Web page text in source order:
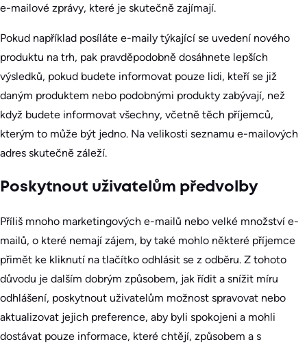
e-mailové zprávy, které je skutečně zajímají.
Pokud například posíláte e-maily týkající se uvedení nového
produktu na trh, pak pravděpodobně dosáhnete lepších
výsledků, pokud budete informovat pouze lidi, kteří se již
daným produktem nebo podobnými produkty zabývají, než
když budete informovat všechny, včetně těch příjemců,
kterým to může být jedno. Na velikosti seznamu e-mailových
adres skutečně záleží.
Poskytnout uživatelům předvolby
Příliš mnoho marketingových e-mailů nebo velké množství e-
mailů, o které nemají zájem, by také mohlo některé příjemce
přimět ke kliknutí na tlačítko odhlásit se z odběru. Z tohoto
důvodu je dalším dobrým způsobem, jak řídit a snížit míru
odhlášení, poskytnout uživatelům možnost spravovat nebo
aktualizovat jejich preference, aby byli spokojeni a mohli
dostávat pouze informace, které chtějí, způsobem a s